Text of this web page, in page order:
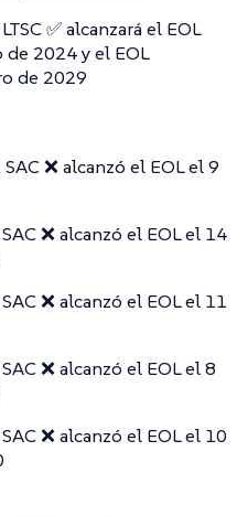
✅ alcanzará el EOL
2024 y el EOL
de 2029
❌ alcanzó el EOL el 9
❌ alcanzó el EOL el 14
❌ alcanzó el EOL el 11
❌ alcanzó el EOL el 8
❌ alcanzó el EOL el 10